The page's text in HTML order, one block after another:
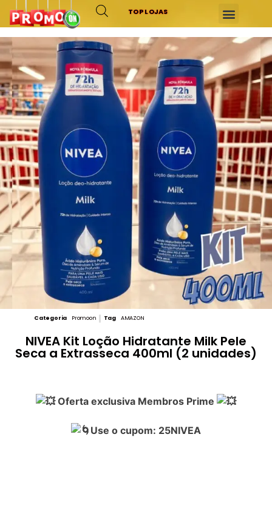
TOP LOJAS
Categoria Promoon Tag AMAZON
NIVEA Kit Loção Hidratante Milk Pele
Seca a Extrasseca 400ml (2 unidades)
Oferta exclusiva Membros Prime
Use o cupom: 25NIVEA